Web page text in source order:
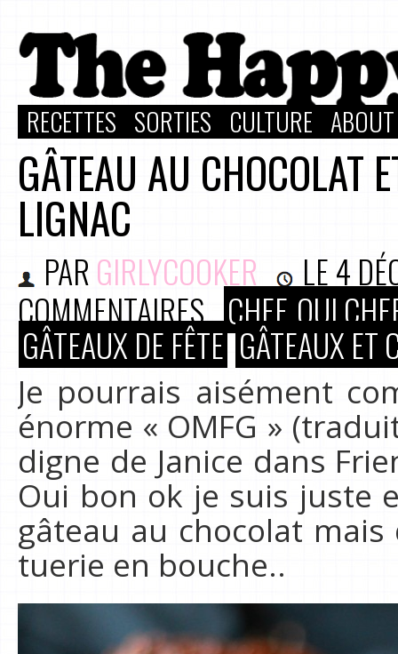
RECETTES SORTIES CULTURE
GÂTEAU AU CHOCOLAT
LIGNAC
PAR GIRLYCOOKER LE4
COMMENTAIRES CHEF, OUI
GÂTEAUX DE FÊTE GÂTEAUX ET
Je pourrais aisément
énorme « OMFG »
digne de Janice dans
Oui bon ok je suis juste
gâteau au chocolat
tuerie en bouche..